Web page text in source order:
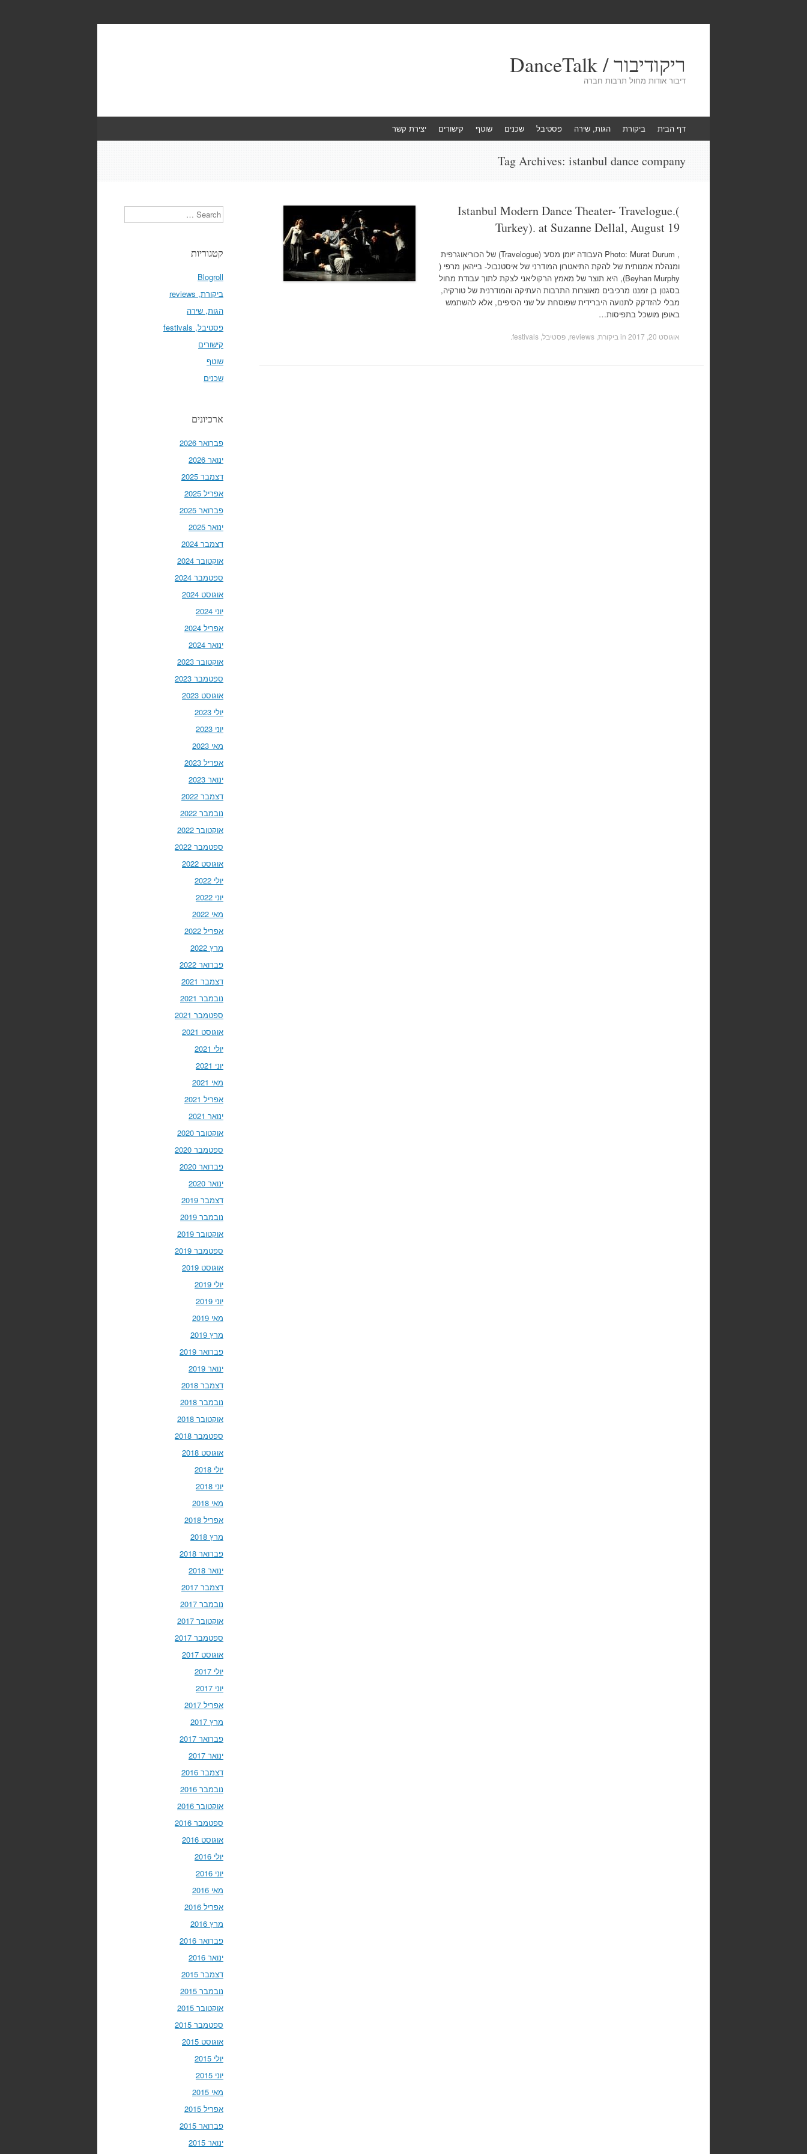
ריקודיבור / DanceTalk
דיבור אודות מחול תרבות חברה
to
דף הבית ביקורת הגות, שירה פסטיבל שכנים שוטף קישורים יצירת קשר
Tag Archives: istanbul dance company
Istanbul Modern Dance Theater- Travelogue.(
Turkey). at Suzanne Dellal, August 19
, Photo: Murat Durum העבודה 'יומן מסע' (Travelogue) של הכוריאוגרפית
ומנהלת אמנותית של להקת התיאטרון המודרני של איסטנבול- בייהאן מרפי (
Beyhan Murphy), היא תוצר של מאמץ הרקוליאני לצקת לתוך עבודת מחול
בסגנון בן זמננו מרכיבים מאוצרות התרבות העתיקה והמודרנית של טורקיה,
מבלי להזדקק לתנועה היברידית שפוסחת על שני הסיפים, אלא להשתמש
באופן מושכל בתפיסות…
אוגוסט 20, 2017 ביקורת, reviews פסטיבל, festivals
Search
קטגוריות
Blogroll
ביקורת, reviews
הגות, שירה
פסטיבל, festivals
קישורים
שוטף
שכנים
ארכיונים
פברואר 2026
ינואר 2026
דצמבר 2025
אפריל 2025
פברואר 2025
ינואר 2025
דצמבר 2024
אוקטובר 2024
ספטמבר 2024
אוגוסט 2024
יוני 2024
אפריל 2024
ינואר 2024
אוקטובר 2023
ספטמבר 2023
אוגוסט 2023
יולי 2023
יוני 2023
מאי 2023
אפריל 2023
ינואר 2023
דצמבר 2022
נובמבר 2022
אוקטובר 2022
ספטמבר 2022
אוגוסט 2022
יולי 2022
יוני 2022
מאי 2022
אפריל 2022
מרץ 2022
פברואר 2022
דצמבר 2021
נובמבר 2021
ספטמבר 2021
אוגוסט 2021
יולי 2021
יוני 2021
מאי 2021
אפריל 2021
ינואר 2021
אוקטובר 2020
ספטמבר 2020
פברואר 2020
ינואר 2020
דצמבר 2019
נובמבר 2019
אוקטובר 2019
ספטמבר 2019
אוגוסט 2019
יולי 2019
יוני 2019
מאי 2019
מרץ 2019
פברואר 2019
ינואר 2019
דצמבר 2018
נובמבר 2018
אוקטובר 2018
ספטמבר 2018
אוגוסט 2018
יולי 2018
יוני 2018
מאי 2018
אפריל 2018
מרץ 2018
פברואר 2018
ינואר 2018
דצמבר 2017
נובמבר 2017
אוקטובר 2017
ספטמבר 2017
אוגוסט 2017
יולי 2017
יוני 2017
אפריל 2017
מרץ 2017
פברואר 2017
ינואר 2017
דצמבר 2016
נובמבר 2016
אוקטובר 2016
ספטמבר 2016
אוגוסט 2016
יולי 2016
יוני 2016
מאי 2016
אפריל 2016
מרץ 2016
פברואר 2016
ינואר 2016
דצמבר 2015
נובמבר 2015
אוקטובר 2015
ספטמבר 2015
אוגוסט 2015
יולי 2015
יוני 2015
מאי 2015
אפריל 2015
פברואר 2015
ינואר 2015